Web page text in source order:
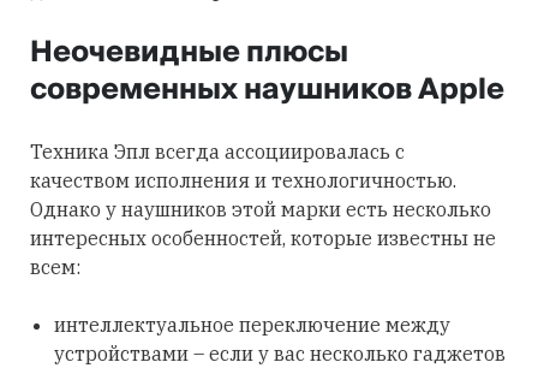
Неочевидные плюсы
современных наушников Apple
Техника Эпл всегда ассоциировалась с
качеством исполнения и технологичностью.
Однако у наушников этой марки есть несколько
интересных особенностей, которые известны не
всем:
интеллектуальное переключение между
устройствами – если у вас несколько гаджетов